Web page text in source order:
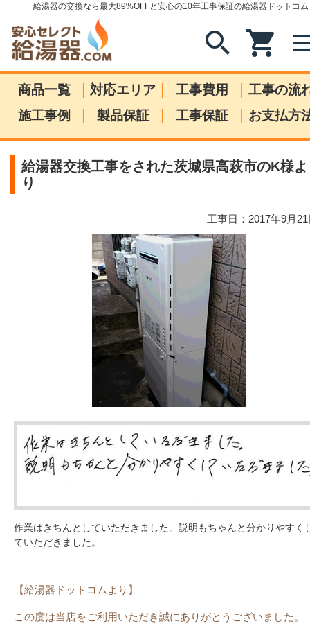
給湯器の交換なら最大89%OFFと安心の10年工事保証の給湯器ドットコム
search shopping_cart
商品一覧 | 対応エリア | 工事費用 | 工事の流
施工事例
| 製品保証 | 工事保証 | お支払方
給湯器交換工事をされた茨城県高萩市のK様よ
り
工事日：2017年9月
作業はきちんとしていただきました。説明もちゃんと分かりやすく
ていただきました。
【給湯器ドットコムより】
この度は当店をご利用いただき誠にありがとうございました。